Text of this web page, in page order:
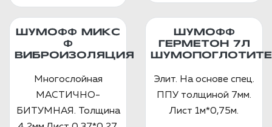
ШУМОФФ МИКС
Ф
ВИБРОИЗОЛЯЦИЯ
Многослойная
МАСТИЧНО-
БИТУМНАЯ. Толщина
ШУМОФФ
ГЕРМЕТОН 7Л
Элит. На основе спец.
ППУ толщиной 7мм.
Лист 1м*0,75м.